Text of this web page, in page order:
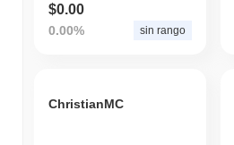
$0.00
0.00% sin rango
ChristianMC